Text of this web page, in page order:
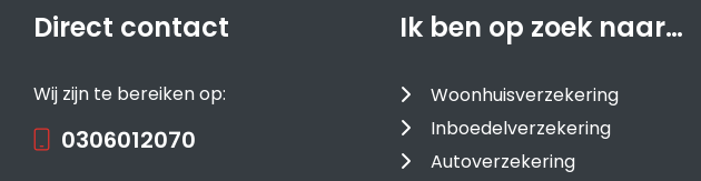
Direct contact
Wij zijn te bereiken op:
0306012070
Ik ben op zoek naar…
Woonhuisverzekering
Inboedelverzekering
Autoverzekering